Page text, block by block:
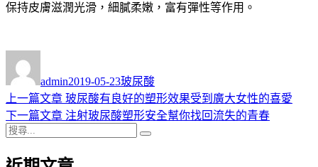
保持皮膚滋潤光滑，細膩柔嫩，富有彈性等作用。
者
admin佈
日
期:
2019-05-23類
玻尿酸
文
章
導
上一篇文章 上
一
玻尿酸有良好的塑形效果受到廣大女性的喜愛
下一篇文章 下
注射玻尿酸塑形安全幫你找回流失的青春
搜